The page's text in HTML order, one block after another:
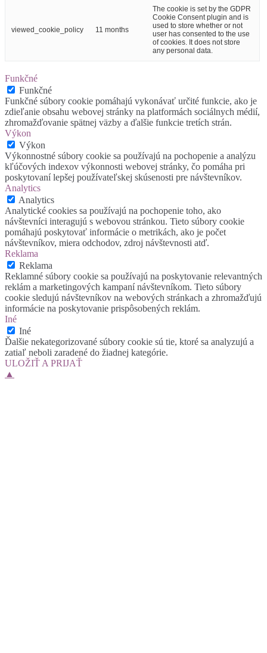
viewed_cookie_policy 11 months
The cookie is set by the GDPR
Cookie Consent plugin and is
used to store whether or not
user has consented to the use
of cookies. It does not store
any personal data.
Funkčné
Funkčné
Funkčné súbory cookie pomáhajú vykonávať určité funkcie, ako je
zdieľanie obsahu webovej stránky na platformách sociálnych médií,
zhromažďovanie spätnej väzby a ďalšie funkcie tretích strán.
Výkon
Výkon
Výkonnostné súbory cookie sa používajú na pochopenie a analýzu
kľúčových indexov výkonnosti webovej stránky, čo pomáha pri
poskytovaní lepšej používateľskej skúsenosti pre návštevníkov.
Analytics
Analytics
Analytické cookies sa používajú na pochopenie toho, ako
návštevníci interagujú s webovou stránkou. Tieto súbory cookie
pomáhajú poskytovať informácie o metrikách, ako je počet
návštevníkov, miera odchodov, zdroj návštevnosti atď.
Reklama
Reklama
Reklamné súbory cookie sa používajú na poskytovanie relevantných
reklám a marketingových kampaní návštevníkom. Tieto súbory
cookie sledujú návštevníkov na webových stránkach a zhromažďujú
informácie na poskytovanie prispôsobených reklám.
Iné
Iné
Ďalšie nekategorizované súbory cookie sú tie, ktoré sa analyzujú a
zatiaľ neboli zaradené do žiadnej kategórie.
ULOŽIŤ A PRIJAŤ
▲